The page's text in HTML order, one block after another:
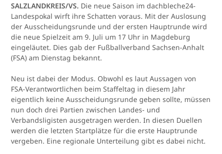
SALZLANDKREIS/VS. Die neue Saison im dachbleche24-
Landespokal wirft ihre Schatten voraus. Mit der Auslosung
der Ausscheidungsrunde und der ersten Hauptrunde wird
die neue Spielzeit am 9. Juli um 17 Uhr in Magdeburg
eingeläutet. Dies gab der Fußballverband Sachsen-Anhalt
(FSA) am Dienstag bekannt.
Neu ist dabei der Modus. Obwohl es laut Aussagen von
FSA-Verantwortlichen beim Staffeltag in diesem Jahr
eigentlich keine Ausscheidungsrunde geben sollte, müssen
nun doch drei Partien zwischen Landes- und
Verbandsligisten ausgetragen werden. In diesen Duellen
werden die letzten Startplätze für die erste Hauptrunde
vergeben. Eine regionale Unterteilung gibt es dabei nicht.